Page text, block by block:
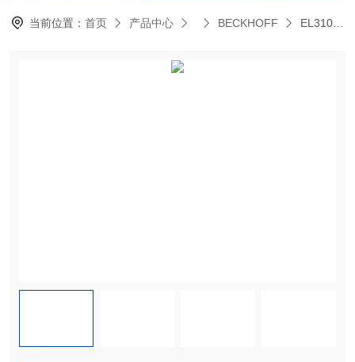
当前位置：首页 产品中心 BECKHOFF EL3102德国BECKHOFF倍福模拟输入端子